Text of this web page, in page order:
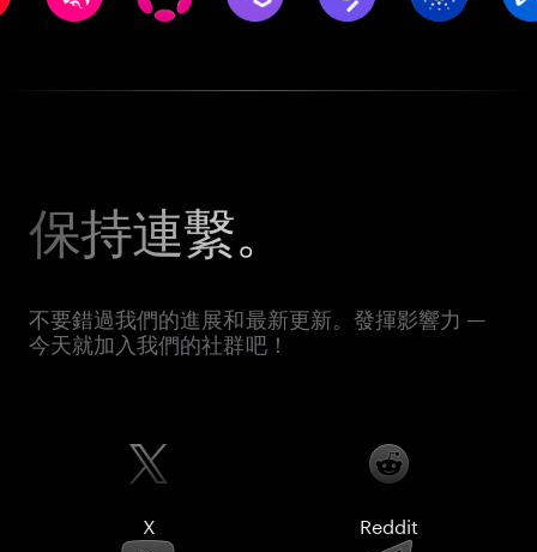
保持連繫。
不要錯過我們的進展和最新更新。發揮影響力 —
今天就加入我們的社群吧！
X Reddit